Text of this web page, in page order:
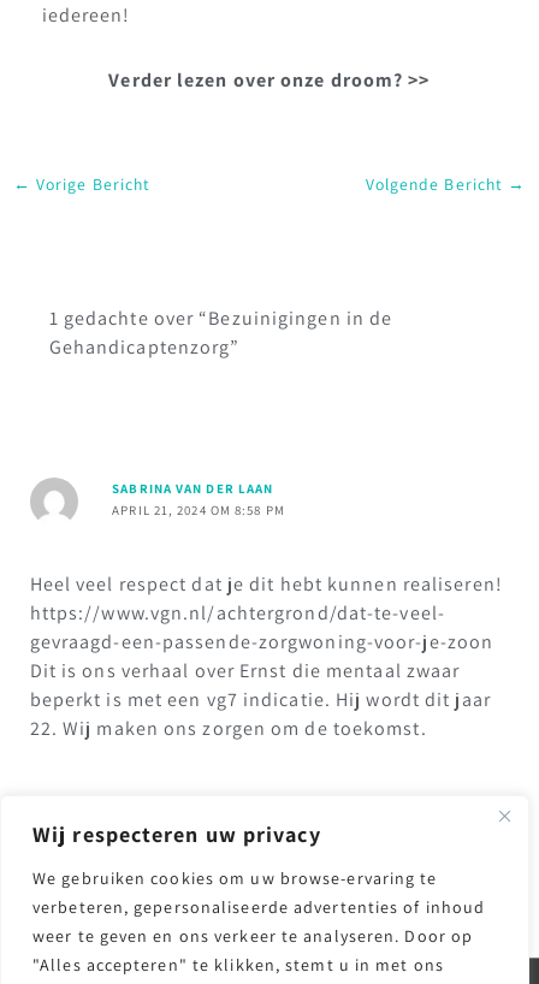
Wij respecteren uw privacy
We gebruiken cookies om uw browse-ervaring te
verbeteren, gepersonaliseerde advertenties of inhoud
weer te geven en ons verkeer te analyseren. Door op
"Alles accepteren" te klikken, stemt u in met ons
iedereen!
Verder lezen over onze droom? >>
← Vorige Bericht Volgende Bericht →
1 gedachte over “Bezuinigingen in de
Gehandicaptenzorg”
SABRINA VAN DER LAAN
APRIL 21, 2024 OM 8:58 PM
Heel veel respect dat je dit hebt kunnen realiseren!
https://www.vgn.nl/achtergrond/dat-te-veel-
gevraagd-een-passende-zorgwoning-voor-je-zoon
Dit is ons verhaal over Ernst die mentaal zwaar
beperkt is met een vg7 indicatie. Hij wordt dit jaar
22. Wij maken ons zorgen om de toekomst.
Reacties zijn gesloten.